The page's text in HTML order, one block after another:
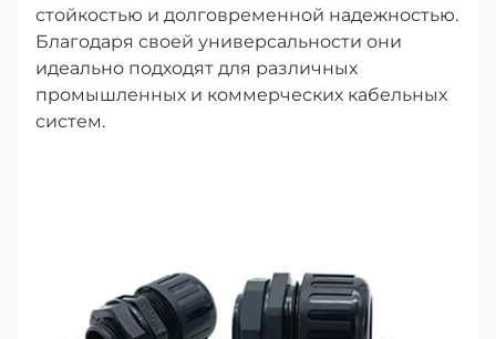
стойкостью и долговременной надежностью.
Благодаря своей универсальности они
идеально подходят для различных
промышленных и коммерческих кабельных
систем.